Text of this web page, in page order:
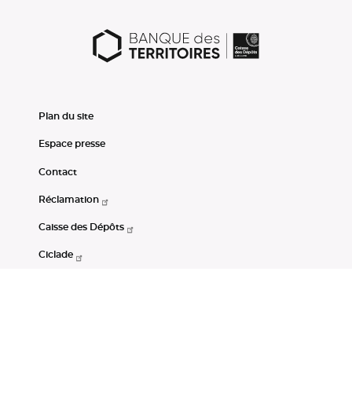
Plan du site
Espace presse
Contact
Réclamation
Caisse des Dépôts
Ciclade